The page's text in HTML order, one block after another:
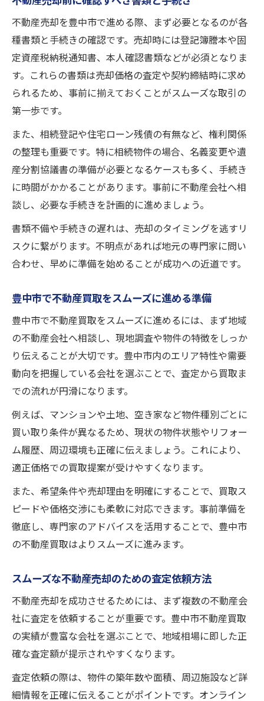
不動産売却を豊中市で進める際、まず必要となるのが各
種書類と手続きの確認です。売却時には登記簿謄本や固
定資産税納税通知書、本人確認書類などが必須となりま
す。これらの書類は売却価格の査定や契約締結時に求め
られるため、事前に揃えておくことがスムーズな取引の
第一歩です。
また、相続登記や住宅ローン残債の有無など、権利関係
の整理も重要です。特に相続物件の場合、名義変更や遺
産分割協議書の準備が必要となるケースも多く、手続き
に時間がかかることがあります。事前に不動産会社へ相
談し、必要な手続きを計画的に進めましょう。
書類不備や手続きの遅れは、売却のタイミングを逃すリ
スクに繋がります。不明点があれば地元の専門家に問い
合わせ、早めに準備を始めることが成功への近道です。
豊中市で不動産買取をスムーズに進める準備
豊中市で不動産買取をスムーズに進めるには、まず地域
の不動産会社へ相談し、現地調査や物件の特徴をしっか
り伝えることが大切です。豊中市内のエリア特性や需要
動向を把握している会社を選ぶことで、査定から買取ま
での流れが円滑になります。
例えば、マンションや土地、空き家など物件種別ごとに
買い取り条件が異なるため、現状の物件状態やリフォー
ム履歴、周辺環境も正確に伝えましょう。これにより、
適正価格での買取提案が受けやすくなります。
また、希望条件や売却理由を明確にすることで、買取ス
ピードや価格交渉にも柔軟に対応できます。事前準備を
徹底し、専門家のアドバイスを活用することで、豊中市
の不動産買取はよりスムーズに進みます。
スムーズな不動産売却のための査定依頼方法
不動産売却を成功させるためには、まず複数の不動産会
社に査定を依頼することが重要です。豊中市不動産買取
の実績が豊富な会社を選ぶことで、地域相場に即した正
確な査定額が提示されやすくなります。
査定依頼の際は、物件の築年数や面積、周辺施設など詳
細情報を正確に伝えることがポイントです。オンライン